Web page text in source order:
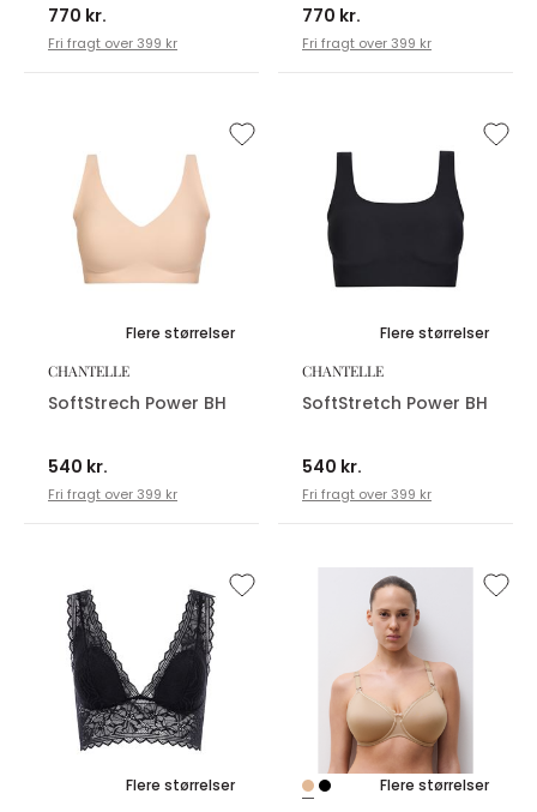
770 kr.
Fri fragt over 399 kr
770 kr.
Fri fragt over 399 kr
Flere størrelser
CHANTELLE
SoftStrech Power BH
540 kr.
Fri fragt over 399 kr
Flere størrelser
CHANTELLE
SoftStretch Power BH
540 kr.
Fri fragt over 399 kr
Flere størrelser Flere størrelser